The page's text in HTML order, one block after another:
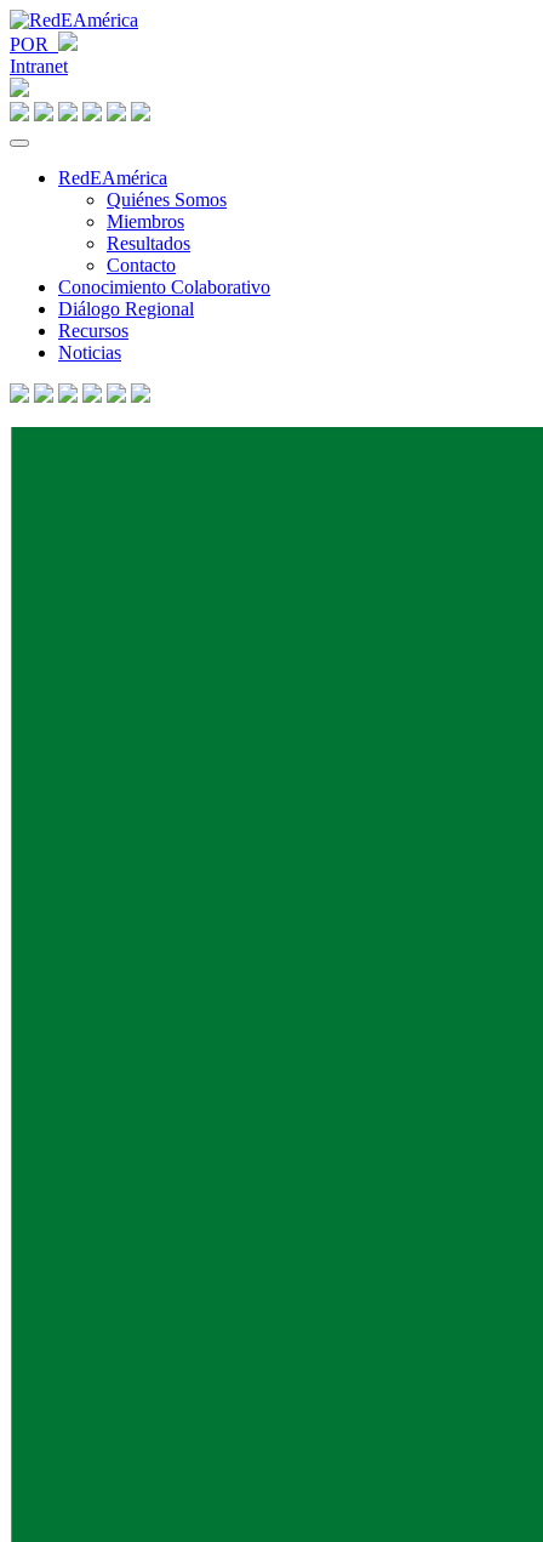
POR
Intranet
RedEAmérica
Quiénes Somos
Miembros
Resultados
Contacto
Conocimiento Colaborativo
Diálogo Regional
Recursos
Noticias